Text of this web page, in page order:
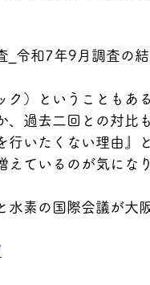
令和7年9月調査の結
）ということもあ
、過去二回との対比
行いたくない理由』
えているのが気にな
素の国際会議が大